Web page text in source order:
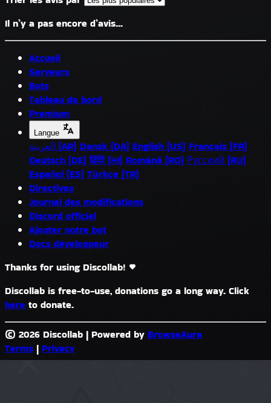
Il n’y a pas encore d’avis...
Accueil
Serveurs
Bots
Tableau de bord
Premium
Langue
العربية (AR) Dansk (DA) English (US) Français (FR)
Deutsch (DE) हिंदी (HI) Română (RO) Русский (RU)
Español (ES) Türkçe (TR)
Directives
Journal des modifications
Discord officiel
Ajouter notre bot
Docs développeur
Thanks for using Discollab!
Discollab is free-to-use, donations go a long way. Click
here to donate.
© 2026 Discollab | Powered by BrowseAura
Terms | Privacy